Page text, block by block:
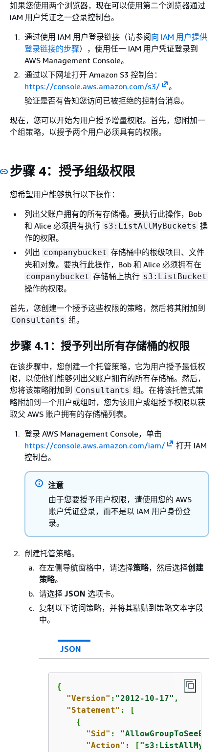
如果您使用两个浏览器，现在可以使用第二个浏览器通过
IAM 用户凭证之一登录控制台。
通过使用 IAM 用户登录链接（请参阅向 IAM 用户提供
登录链接的步骤），使用任一 IAM 用户凭证登录到
AWS Management Console。
通过以下网址打开 Amazon S3 控制台：
https://console.aws.amazon.com/s3/
。
验证是否有告知您访问已被拒绝的控制台消息。
现在，您可以开始为用户授予增量权限。首先，您附加一
个组策略，以授予两个用户必须具有的权限。
步骤 4：授予组级权限
您希望用户能够执行以下操作：
列出父账户拥有的所有存储桶。要执行此操作，Bob
和 Alice 必须拥有执行 s3:ListAllMyBuckets 操
作的权限。
列出 companybucket 存储桶中的根级项目、文件
夹和对象。要执行此操作，Bob 和 Alice 必须拥有在
companybucket 存储桶上执行 s3:ListBucket
操作的权限。
首先，您创建一个授予这些权限的策略，然后将其附加到
Consultants 组。
步骤 4.1：授予列出所有存储桶的权限
在该步骤中，您创建一个托管策略，它为用户授予最低权
限，以使他们能够列出父账户拥有的所有存储桶。然后，
您将该策略附加到 Consultants 组。在将该托管式策
略附加到一个用户或组时，您为该用户或组授予权限以获
取父 AWS 账户拥有的存储桶列表。
登录 AWS Management Console，单击
https://console.aws.amazon.com/iam/
打开 IAM
控制台。
注意
由于您要授予用户权限，请使用您的 AWS
账户凭证登录，而不是以 IAM 用户身份登
录。
创建托管策略。
在左侧导航窗格中，请选择策略，然后选择创建
策略。
请选择 JSON 选项卡。
复制以下访问策略，并将其粘贴到策略文本字段
中。
JSON
{
"Version" : "2012-10-17" ,
"Statement" : [
{
"Sid" :
"Action" : [